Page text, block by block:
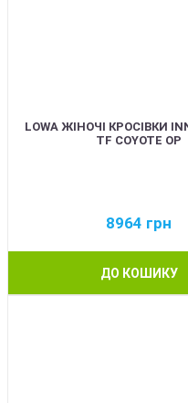
LOWA ЖІНОЧІ КРОСІВКИ
TF COYOTE OP
8964 грн
ДО КОШИКУ